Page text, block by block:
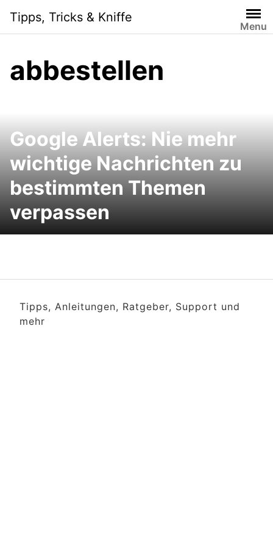
content
Tipps, Tricks & Kniffe
Menu
abbestellen
Google Alerts: Nie mehr
wichtige Nachrichten zu
bestimmten Themen
verpassen
Tipps, Anleitungen, Ratgeber, Support und
mehr